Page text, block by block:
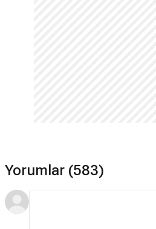
Yorumlar (583)